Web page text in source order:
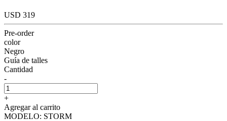
USD 319
Pre-order
color
Negro
Guía de talles
Cantidad
-
+
Agregar al carrito
MODELO: STORM